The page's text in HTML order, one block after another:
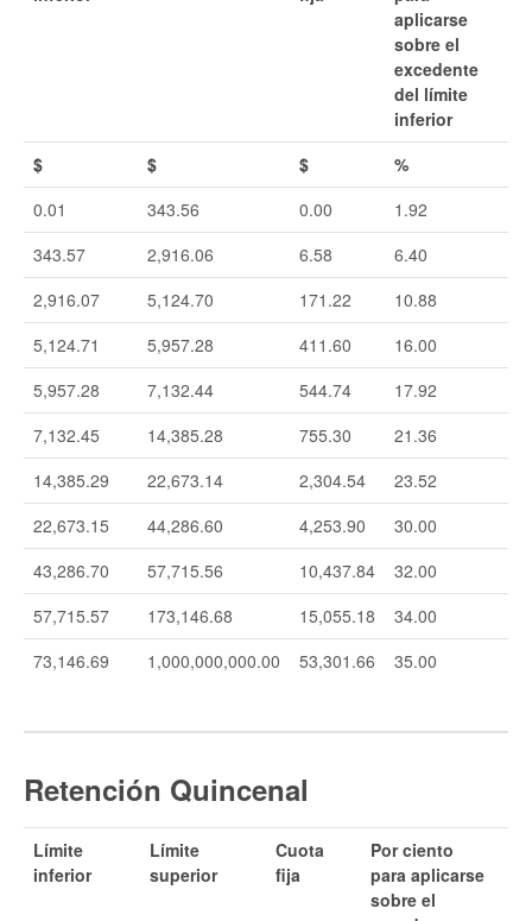
aplicarse
sobre el
excedente
del límite
inferior
$
$ $
%
0.01
343.56 0.00
1.92
343.57
2,916.06 6.58
6.40
2,916.07
5,124.70 171.22
10.88
5,124.71
5,957.28 411.60
16.00
5,957.28
7,132.44 544.74
17.92
7,132.45
14,385.28 755.30
21.36
14,385.29
22,673.14 2,304.54
23.52
22,673.15
44,286.60 4,253.90
30.00
43,286.70
57,715.56 10,437.84
32.00
57,715.57
173,146.68 15,055.18
34.00
73,146.69
1,000,000,000.00 53,301.66 35.00
Retención Quincenal
Límite
inferior
Límite
superior
Cuota
fija
Por ciento
para aplicarse
sobre el